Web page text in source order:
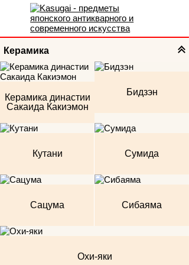
Керамика
Керамика династии
Сакаида Какиэмон
Бидзэн
Кутани Сумида
Сацума Сибаяма
Охи-яки